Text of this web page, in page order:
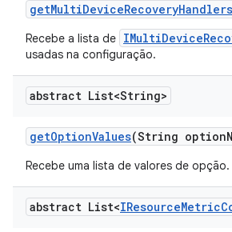
getMultiDeviceRecoveryHandlers
Recebe a lista de
usadas na configuração.
abstract List<String>
getOptionValues(String option
Recebe uma lista de valores de opção.
abstract List<IResourceMetric